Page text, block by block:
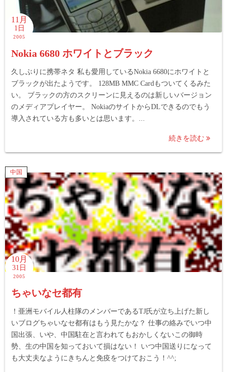
11月
1日
2005
Nokia 6680 ホワイトとブラック
久しぶりに携帯ネタ 私も愛用しているNokia 6680にホワイトと
ブラックが出たようです。 128MB MMC Cardもついてくるみた
い。 ブラックの方のスクリーンに見えるのは新しいバージョン
のメディアプレイヤー。 NokiaのサイトからDLできるのでもう
導入されている方も多いとは思います。...
続きを読む
中国
10月
31日
2005
ちゃいなセ都有
！亜洲モバイル人柱隊のメンバーであるTJ氏が立ち上げた新し
いブログちゃいなセ都有はもう見たかな？ 仕事の絡みでいつ中
国出張、いや、中国駐在と言われてもおかしくないこの御時
勢、生の中国を知っておいて損はない！ いつ中国送りになって
も大丈夫なようにきちんと免疫をつけておこう！^^;